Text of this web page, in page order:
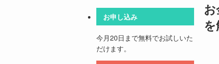
お申し込み
今月20日まで無料でお試しいた
だけます。